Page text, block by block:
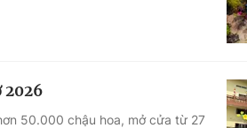
2026
50.000 chậu hoa, mở cửa từ 27